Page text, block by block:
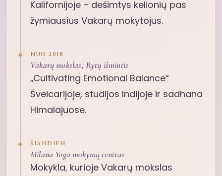
Kalifornijoje – dešimtys kelionių pas
žymiausius Vakarų mokytojus.
NUO 2018
Vakarų mokslas, Rytų išmintis
„Cultivating Emotional Balance“
Šveicarijoje, studijos Indijoje ir sadhana
Himalajuose.
ŠIANDIEN
Milana Yoga mokymų centras
Mokykla, kurioje Vakarų mokslas